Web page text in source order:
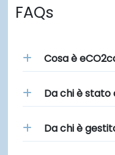
FAQs
Cosa è
Da chi è
Da chi è